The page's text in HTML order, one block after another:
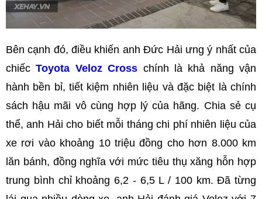
Bên cạnh đó, điều khiến anh Đức Hải ưng ý nhất của
chiếcToyota Veloz Cross chính là khả năng vận
hành bền bỉ, tiết kiệm nhiên liệu và đặc biệt là chính
sách hậu mãi vô cùng hợp lý của hãng. Chia sẻ cụ
thể, anh Hải cho biết mỗi tháng chi phí nhiên liệu của
xe rơi vào khoảng 10 triệu đồng cho hơn 8.000 km
lăn bánh, đồng nghĩa với mức tiêu thụ xăng hỗn hợp
trung bình chỉ khoảng 6,2 - 6,5 L / 100 km. Đã từng